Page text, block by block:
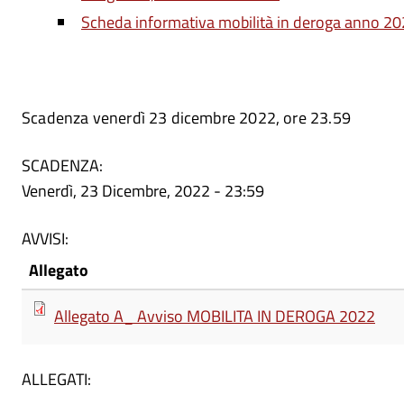
Scheda informativa mobilità in deroga anno
Scadenza venerdì 23 dicembre 2022, ore 23.59
SCADENZA:
Venerdì, 23 Dicembre, 2022 - 23:59
AVVISI:
Allegato
Allegato A_ Avviso MOBILITA IN DEROGA 2022
ALLEGATI: